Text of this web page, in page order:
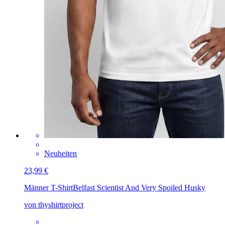
Neuheiten
23,99 €
Männer T-ShirtBelfast Scientist And Very Spoiled Husky
von thyshirtproject